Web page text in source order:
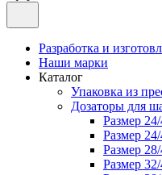
Разработка и
Наши марки
Каталог
Упаковка из
Дозаторы для
Размер
Размер
Размер
Размер